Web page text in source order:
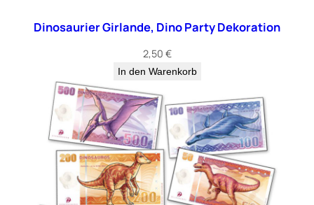
Dinosaurier Girlande, Dino Party Dekoration
2,50 €
In den Warenkorb